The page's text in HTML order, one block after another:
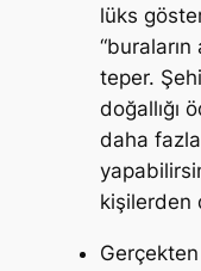
lüks
“buraların
teper.
doğallığı
daha
kişilerden